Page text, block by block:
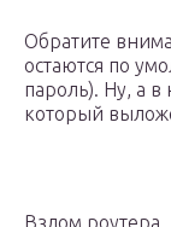
Обратите
остаются по
пароль). Ну, а в
который
Взлом роутера